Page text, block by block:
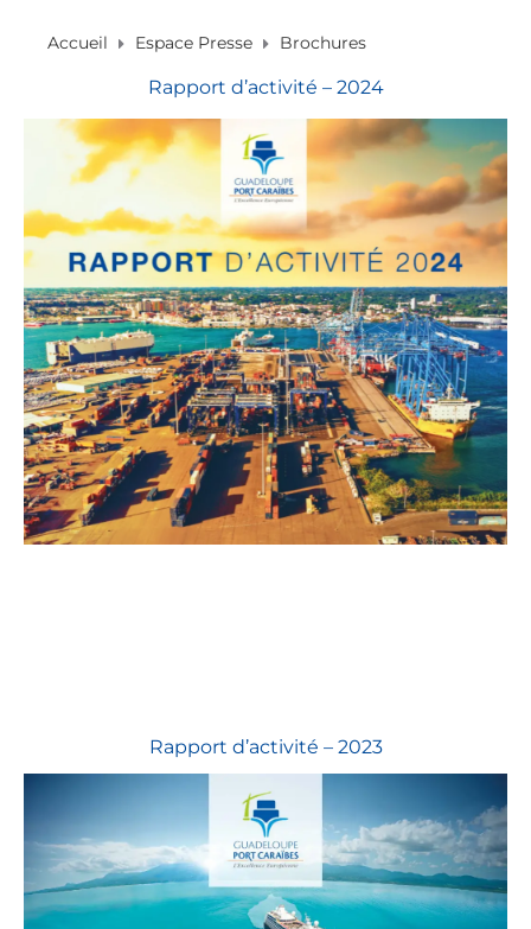
Accueil Espace Presse Brochures
Rapport d’activité – 2024
Rapport d’activité – 2023